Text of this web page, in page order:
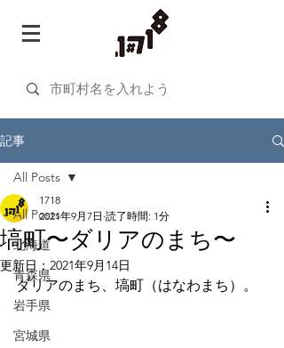
記事
All Posts
北海道
青森県
岩手県
宮城県
All Posts
塙町〜ダリアのまち〜
1718
2021年9月7日 読了時間: 1分
更新日： 2021年9月14日
ダリアのまち、塙町（はなわまち）。